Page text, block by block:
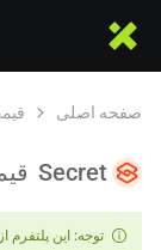
صفحه اصلی
Secret
توجه: این پلتفرم